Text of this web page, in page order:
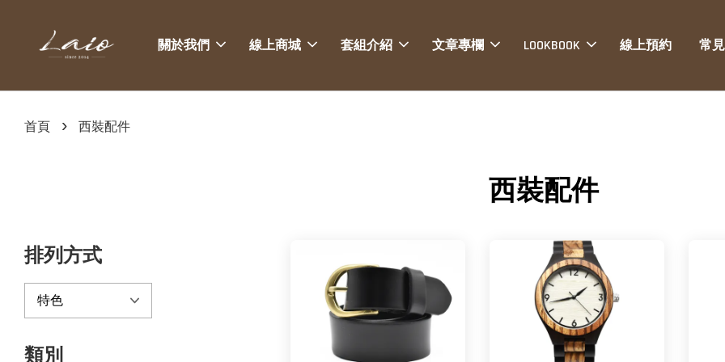
關於我們 線上商城 套組介紹 文章專欄 LOOKBOOK 線上預約 常
首頁 › 西裝配件
西裝配件
排列方式
類別